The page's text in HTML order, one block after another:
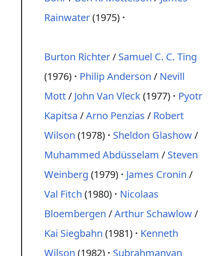
Rainwater(1975)
Burton Richter/ Samuel C. C. Ting
(1976)
Philip Anderson / Nevill
Mott/ John Van Vleck(1977)
Pyotr
Kapitsa /Arno Penzias / Robert
Wilson (1978) Sheldon Glashow/
Muhammed Abdüsselam / Steven
Weinberg (1979) James Cronin /
Val Fitch (1980)
Nicolaas
Bloembergen /Arthur Schawlow/
Kai Siegbahn (1981)
Kenneth
Wilson (1982)
Subrahmanyan